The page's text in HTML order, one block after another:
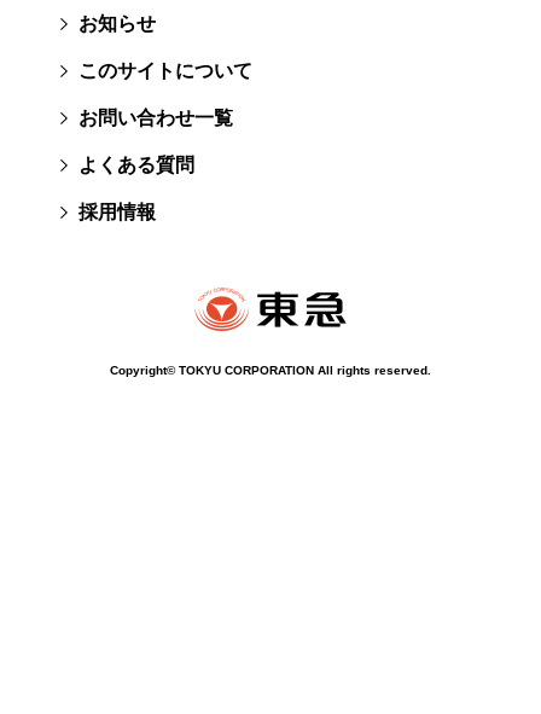
お知らせ
このサイトについて
お問い合わせ一覧
よくある質問
採用情報
Copyright© TOKYU CORPORATION All rights reserved.